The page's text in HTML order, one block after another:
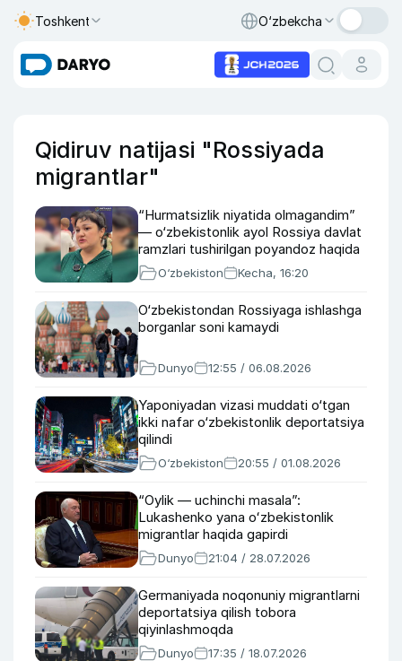
Toshkent O‘zbekcha
Qidiruv natijasi "Rossiyada
migrantlar"
“Hurmatsizlik niyatida olmagandim”
— o‘zbekistonlik ayol Rossiya davlat
ramzlari tushirilgan poyandoz haqida
O‘zbekiston Kecha, 16:20
O‘zbekistondan Rossiyaga ishlashga
borganlar soni kamaydi
Dunyo 12:55 / 06.08.2026
Yaponiyadan vizasi muddati o‘tgan
ikki nafar o‘zbekistonlik deportatsiya
qilindi
O‘zbekiston 20:55 / 01.08.2026
“Oylik — uchinchi masala”:
Lukashenko yana oʻzbekistonlik
migrantlar haqida gapirdi
Dunyo 21:04 / 28.07.2026
Germaniyada noqonuniy migrantlarni
deportatsiya qilish tobora
qiyinlashmoqda
Dunyo 17:35 / 18.07.2026